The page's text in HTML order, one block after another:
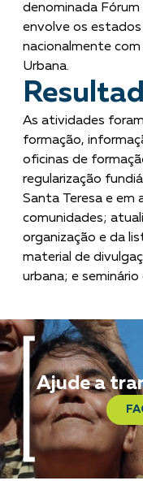
denominada
envolve os
nacionalmente
Urbana.
As atividades
formação,
oficinas de
regularização
Santa Teresa e em
comunidades;
organização e da
material de
urbana; e seminário
Ajude a